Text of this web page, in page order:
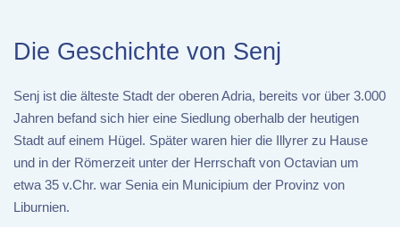
Die Geschichte von Senj
Senj ist die älteste Stadt der oberen Adria, bereits vor über 3.000
Jahren befand sich hier eine Siedlung oberhalb der heutigen
Stadt auf einem Hügel. Später waren hier die Illyrer zu Hause
und in der Römerzeit unter der Herrschaft von Octavian um
etwa 35 v.Chr. war Senia ein Municipium der Provinz von
Liburnien.